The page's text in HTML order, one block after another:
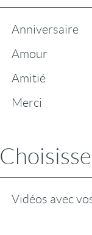
Anniversaire
Amour
Amitié
Merci
Vidéos avec